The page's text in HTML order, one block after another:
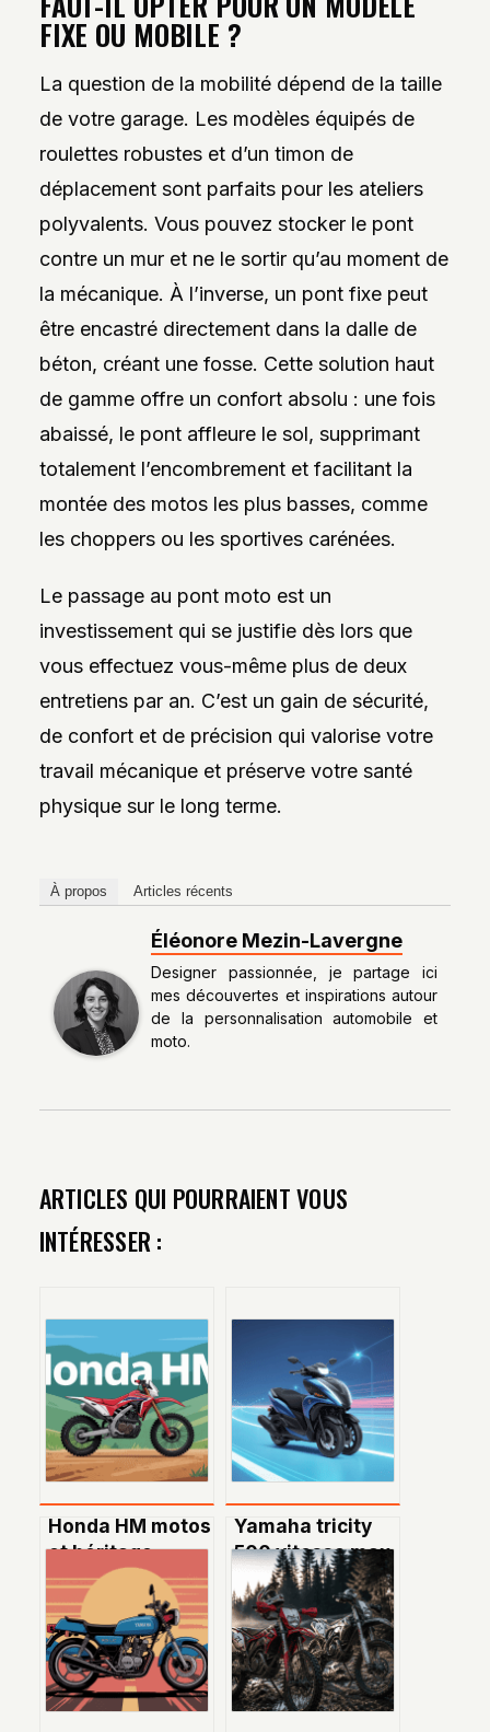
FIXE OU MOBILE ?
La question de la mobilité dépend de la taille
de votre garage. Les modèles équipés de
roulettes robustes et d’un timon de
déplacement sont parfaits pour les ateliers
polyvalents. Vous pouvez stocker le pont
contre un mur et ne le sortir qu’au moment de
la mécanique. À l’inverse, un pont fixe peut
être encastré directement dans la dalle de
béton, créant une fosse. Cette solution haut
de gamme offre un confort absolu : une fois
abaissé, le pont affleure le sol, supprimant
totalement l’encombrement et facilitant la
montée des motos les plus basses, comme
les choppers ou les sportives carénées.
Le passage au pont moto est un
investissement qui se justifie dès lors que
vous effectuez vous-même plus de deux
entretiens par an. C’est un gain de sécurité,
de confort et de précision qui valorise votre
travail mécanique et préserve votre santé
physique sur le long terme.
À propos Articles récents
Éléonore Mezin-Lavergne
Designer passionnée, je partage ici
mes découvertes et inspirations autour
de la personnalisation automobile et
moto.
ARTICLES QUI POURRAIENT VOUS
INTÉRESSER :
Honda HM motos
et héritage
sportif en France
Yamaha tricity
500 vitesse max
: performance,
puissance et
usage au
quotidien